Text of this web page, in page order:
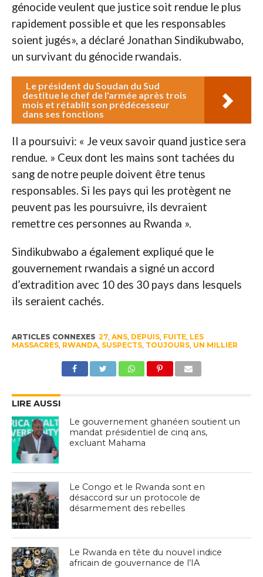
génocide veulent que justice soit rendue le plus
rapidement possible et que les responsables
soient jugés», a déclaré Jonathan Sindikubwabo,
un survivant du génocide rwandais.
Le président du Soudan du Sud
destitue le chef de l'armée après trois
mois et rétablit son prédécesseur
dans ses fonctions
Il a poursuivi: « Je veux savoir quand justice sera
rendue. » Ceux dont les mains sont tachées du
sang de notre peuple doivent être tenus
responsables. Si les pays qui les protègent ne
peuvent pas les poursuivre, ils devraient
remettre ces personnes au Rwanda ».
Sindikubwabo a également expliqué que le
gouvernement rwandais a signé un accord
d’extradition avec 10 des 30 pays dans lesquels
ils seraient cachés.
ARTICLES CONNEXES 27, ANS, DEPUIS, FUITE, LES
MASSACRES, RWANDA, SUSPECTS, TOUJOURS, UN MILLIER
LIRE AUSSI
Le gouvernement ghanéen soutient un
mandat présidentiel de cinq ans,
excluant Mahama
Le Congo et le Rwanda sont en
désaccord sur un protocole de
désarmement des rebelles
Le Rwanda en tête du nouvel indice
africain de gouvernance de l’IA